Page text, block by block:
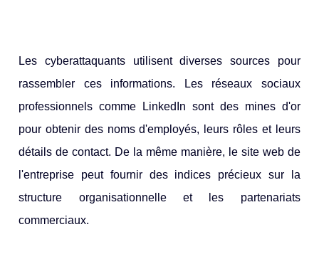
Les cyberattaquants utilisent diverses sources pour
rassembler ces informations. Les réseaux sociaux
professionnels comme LinkedIn sont des mines d'or
pour obtenir des noms d'employés, leurs rôles et leurs
détails de contact. De la même manière, le site web de
l'entreprise peut fournir des indices précieux sur la
structure organisationnelle et les partenariats
commerciaux.